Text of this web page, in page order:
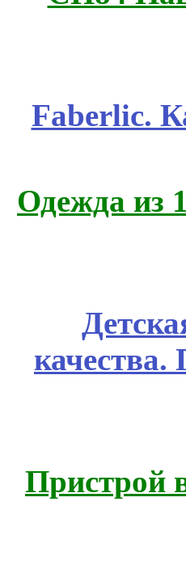
Faberlic.
Одежда из
Пристрой